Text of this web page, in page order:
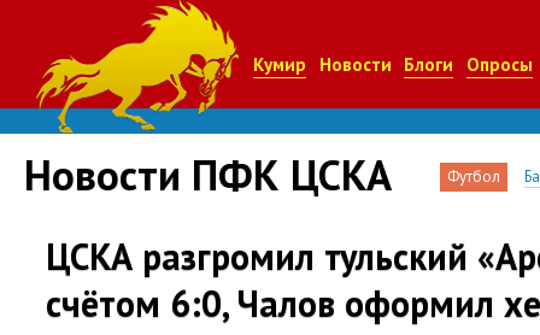
Кумир Новости Блоги Опросы
Новости ПФК ЦСКА Футбол
ЦСКА разгромил тульский
счётом 6:0, Чалов оформил